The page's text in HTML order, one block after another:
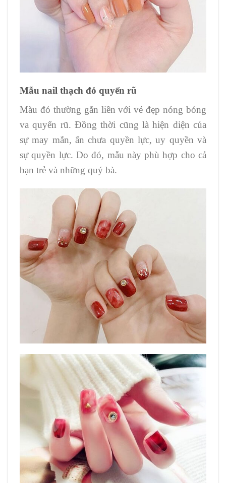
Mẫu nail thạch đỏ quyến rũ
Màu đỏ thường gắn liền với vẻ đẹp nóng bỏng
va quyến rũ. Đồng thời cũng là hiện diện của
sự may mắn, ẩn chưa quyền lực, uy quyền và
sự quyền lực. Do đó, mẫu này phù hợp cho cả
bạn trẻ và những quý bà.